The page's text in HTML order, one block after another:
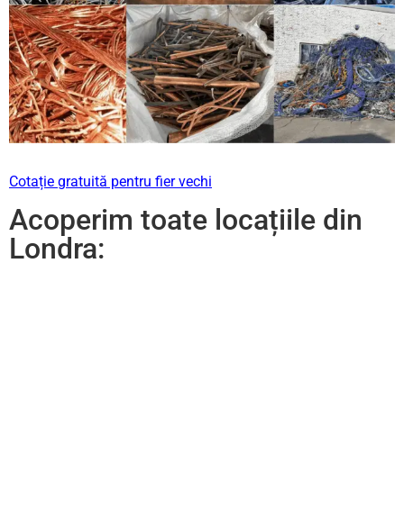
Cotație gratuită pentru fier vechi
Acoperim toate locațiile din
Londra: